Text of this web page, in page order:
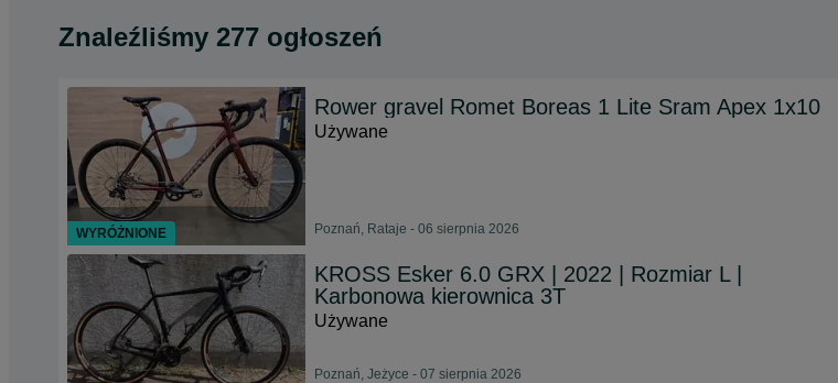
Znaleźliśmy 277 ogłoszeń
Rower gravel Romet Boreas 1 Lite Sram Apex 1x10
Używane
Poznań, Rataje - 06 sierpnia 2026
KROSS Esker 6.0 GRX | 2022 | Rozmiar L |
Karbonowa kierownica 3T
Używane
Poznań, Jeżyce - 07 sierpnia 2026
WYRÓŻNIONE